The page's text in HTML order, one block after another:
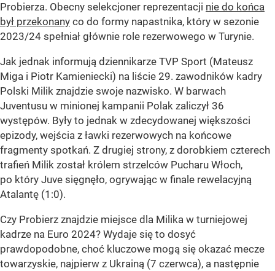
Probierza. Obecny selekcjoner reprezentacji nie do końca
był przekonany co do formy napastnika, który w sezonie
2023/24 spełniał głównie role rezerwowego w Turynie.
Jak jednak informują dziennikarze TVP Sport (Mateusz
Miga i Piotr Kamieniecki) na liście 29. zawodników kadry
Polski Milik znajdzie swoje nazwisko. W barwach
Juventusu w minionej kampanii Polak zaliczył 36
występów. Były to jednak w zdecydowanej większości
epizody, wejścia z ławki rezerwowych na końcowe
fragmenty spotkań. Z drugiej strony, z dorobkiem czterech
trafień Milik został królem strzelców Pucharu Włoch,
po który Juve sięgnęło, ogrywając w finale rewelacyjną
Atalantę (1:0).
Czy Probierz znajdzie miejsce dla Milika w turniejowej
kadrze na Euro 2024? Wydaje się to dosyć
prawdopodobne, choć kluczowe mogą się okazać mecze
towarzyskie, najpierw z Ukrainą (7 czerwca), a następnie